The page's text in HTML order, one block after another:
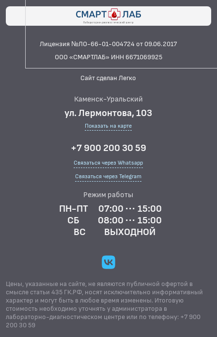
Лицензия №ЛО-66-01-004724 от 09.06.2017
ООО «СМАРТЛАБ» ИНН 6671069925
Сайт сделан Легко
Каменск-Уральский
ул. Лермонтова, 103
Показать на карте
+7 900 200 30 59
Связаться через Whatsapp
Связаться через Telegram
Режим работы
ПН-ПТ
07:00 ··· 15:00
СБ
08:00 ··· 15:00
ВС
ВЫХОДНОЙ
Цены, указанные на сайте, не являются публичной офертой в
смысле статьи 435 ГК.РФ, носят исключительно информативный
характер и могут быть в любое время изменены. Итоговую
стоимость необходимо уточнять у администратора в
лабораторно-диагностическом центре или по телефону: +7 900
200 30 59